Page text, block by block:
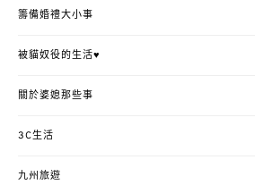
籌備婚禮大小事
被貓奴役的生活♥
關於婆媳那些事
3C生活
九州旅遊